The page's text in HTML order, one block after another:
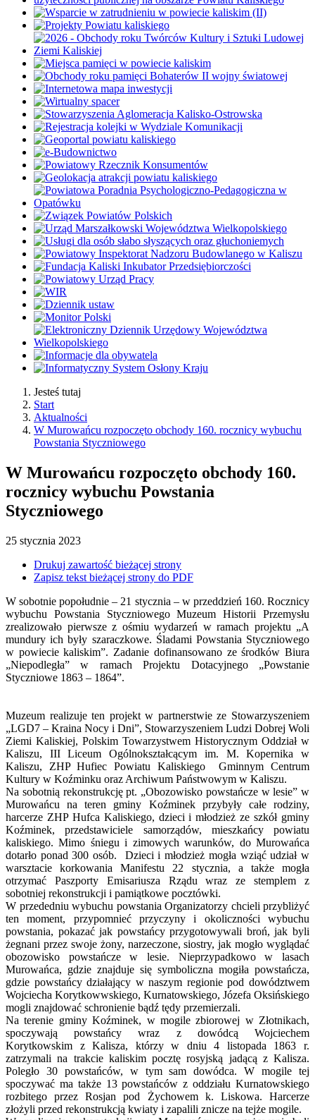
Jesteś tutaj
Start
Aktualności
W Murowańcu rozpoczęto obchody 160. rocznicy wybuchu
Powstania Styczniowego
W Murowańcu rozpoczęto obchody 160.
rocznicy wybuchu Powstania
Styczniowego
25 stycznia 2023
Drukuj zawartość bieżącej strony
Zapisz tekst bieżącej strony do PDF
W sobotnie popołudnie – 21 stycznia – w przeddzień 160. Rocznicy
wybuchu Powstania Styczniowego Muzeum Historii Przemysłu
zrealizowało pierwsze z ośmiu wydarzeń w ramach projektu „A
mundury ich były szaraczkowe. Śladami Powstania Styczniowego
w powiecie kaliskim”. Zadanie dofinansowano ze środków Biura
„Niepodległa” w ramach Projektu Dotacyjnego „Powstanie
Styczniowe 1863 – 1864”.
Muzeum realizuje ten projekt w partnerstwie ze Stowarzyszeniem
„LGD7 – Kraina Nocy i Dni”, Stowarzyszeniem Ludzi Dobrej Woli
Ziemi Kaliskiej, Polskim Towarzystwem Historycznym Oddział w
Kaliszu, III Liceum Ogólnokształcącym im. M. Kopernika w
Kaliszu, ZHP Hufiec Powiatu Kaliskiego Gminnym Centrum
Kultury w Koźminku oraz Archiwum Państwowym w Kaliszu.
Na sobotnią rekonstrukcję pt. „Obozowisko powstańcze w lesie” w
Murowańcu na teren gminy Koźminek przybyły całe rodziny,
harcerze ZHP Hufca Kaliskiego, dzieci i młodzież ze szkół gminy
Koźminek, przedstawiciele samorządów, mieszkańcy powiatu
kaliskiego. Mimo śniegu i zimowych warunków, do Murowańca
dotarło ponad 300 osób. Dzieci i młodzież mogła wziąć udział w
warsztacie korkowania Manifestu 22 stycznia, a także mogła
otrzymać Paszporty Emisariusza Rządu wraz ze stemplem z
sobotniej rekonstrukcji i pamiątkowe pocztówki.
W przededniu wybuchu powstania Organizatorzy chcieli przybliżyć
ten moment, przypomnieć przyczyny i okoliczności wybuchu
powstania, pokazać jak powstańcy przygotowywali broń, jak byli
żegnani przez swoje żony, narzeczone, siostry, jak mogło wyglądać
obozowisko powstańcze w lesie. Nieprzypadkowo w lasach
Murowańca, gdzie znajduje się symboliczna mogiła powstańcza,
gdzie powstańcy działający w naszym regionie pod dowództwem
Wojciecha Korytkowwskiego, Kurnatowskiego, Józefa Oksińskiego
mogli znajdować schronienie bądź tędy przemierzali.
Na terenie gminy Koźminek, w mogile zbiorowej w Złotnikach,
spoczywają powstańcy wraz z dowódcą Wojciechem
Korytkowskim z Kalisza, którzy w dniu 4 listopada 1863 r.
zatrzymali na trakcie kaliskim pocztę rosyjską jadącą z Kalisza.
Poległo 30 powstańców, w tym sam dowódca. W mogile tej
spoczywać ma także 13 powstańców z oddziału Kurnatowskiego
rozbitego przez Rosjan pod Żychowem k. Liskowa. Harcerze
złożyli przed rekonstrukcją kwiaty i zapalili znicze na tejże mogile.